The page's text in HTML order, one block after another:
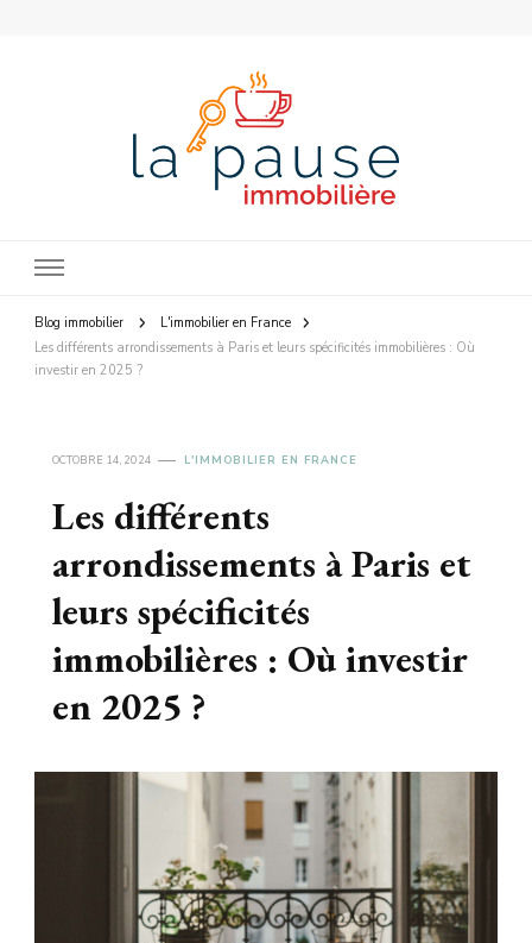
Blog immobilier
L'immobilier en France
Les différents arrondissements à Paris et leurs spécificités immobilières : Où
investir en 2025 ?
OCTOBRE 14, 2024 L'IMMOBILIER EN FRANCE
Les différents
arrondissements à Paris et
leurs spécificités
immobilières : Où investir
en 2025 ?